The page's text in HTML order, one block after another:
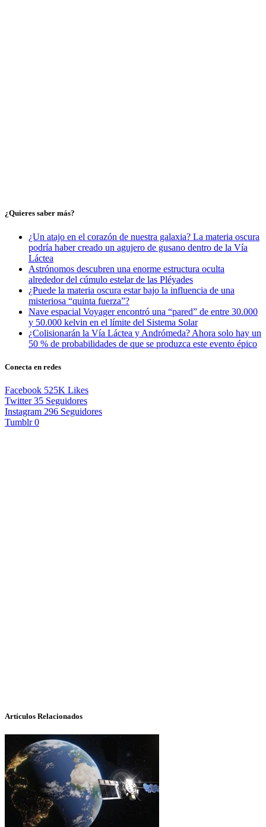
¿Quieres saber más?
¿Un atajo en el corazón de nuestra galaxia? La materia oscura
podría haber creado un agujero de gusano dentro de la Vía
Láctea
Astrónomos descubren una enorme estructura oculta
alrededor del cúmulo estelar de las Pléyades
¿Puede la materia oscura estar bajo la influencia de una
misteriosa “quinta fuerza”?
Nave espacial Voyager encontró una “pared” de entre 30.000
y 50.000 kelvin en el límite del Sistema Solar
¿Colisionarán la Vía Láctea y Andrómeda? Ahora solo hay un
50 % de probabilidades de que se produzca este evento épico
Conecta en redes
Facebook 525K Likes
Twitter 35 Seguidores
Instagram 296 Seguidores
Tumblr 0
Artículos Relacionados